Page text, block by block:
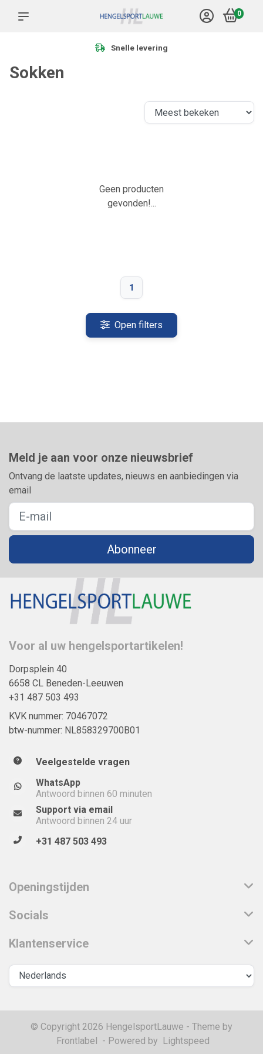
0
Snelle levering
Sokken
Geen producten
gevonden!...
1
Open filters
Meld je aan voor onze nieuwsbrief
Ontvang de laatste updates, nieuws en aanbiedingen via
email
Abonneer
Voor al uw hengelsportartikelen!
Dorpsplein 40
6658 CL Beneden-Leeuwen
+31 487 503 493
KVK nummer: 70467072
btw-nummer: NL858329700B01
Veelgestelde vragen
WhatsApp
Antwoord binnen 60 minuten
Support via email
Antwoord binnen 24 uur
+31 487 503 493
Openingstijden
Socials
Klantenservice
© Copyright 2026 HengelsportLauwe - Theme by
Frontlabel - Powered by Lightspeed